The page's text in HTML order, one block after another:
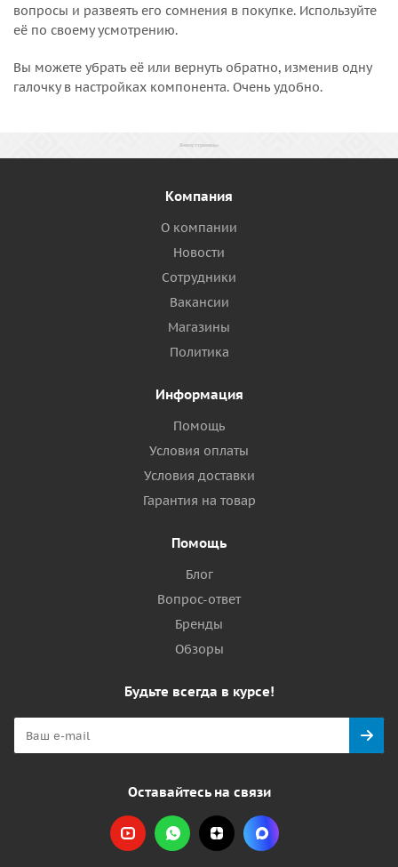
вопросы и развеять его сомнения в покупке. Используйте
её по своему усмотрению.
Вы можете убрать её или вернуть обратно, изменив одну
галочку в настройках компонента. Очень удобно.
Компания
О компании
Новости
Сотрудники
Вакансии
Магазины
Политика
Информация
Помощь
Условия оплаты
Условия доставки
Гарантия на товар
Помощь
Блог
Вопрос-ответ
Бренды
Обзоры
Будьте всегда в курсе!
Оставайтесь на связи